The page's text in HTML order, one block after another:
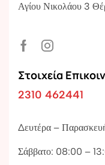
Αγίου Νικολάου 3
Στοιχεία
2310 462441
Δευτέρα –
Σάββατο: 08:00 –